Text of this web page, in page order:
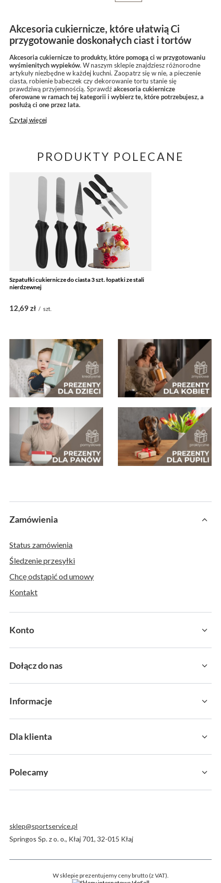
Akcesoria cukiernicze, które ułatwią Ci
przygotowanie doskonałych ciast i tortów
Akcesoria cukiernicze to produkty, które pomogą ci w przygotowaniu
wyśmienitych wypieków. W naszym sklepie znajdziesz różnorodne
artykuły niezbędne w każdej kuchni. Zaopatrz się w nie, a pieczenie
ciasta, robienie babeczek czy dekorowanie tortu stanie się
prawdziwą przyjemnością. Sprawdźakcesoria cukiernicze
oferowane w ramach tej kategorii i wybierz te, które potrzebujesz, a
posłużą ci one przez lata.
Czytaj więcej
PRODUKTY POLECANE
Szpatułki cukiernicze do ciasta 3 szt. łopatki ze stali
nierdzewnej
12,69 zł / szt.
Zamówienia
Status zamówienia
Śledzenie przesyłki
Chcę odstąpić od umowy
Kontakt
Konto
Dołącz do nas
Informacje
Dla klienta
Polecamy
sklep@sportservice.pl
Springos Sp. z o. o., Kłaj 701,32-015 Kłaj
W sklepie prezentujemy ceny brutto (z VAT).